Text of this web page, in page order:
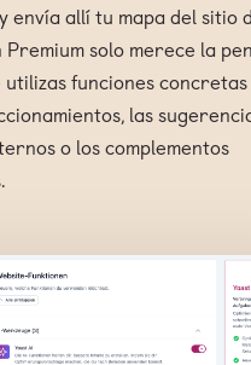
envía allí tu mapa del sitio
solo merece la
funciones concretas
las
o los complementos